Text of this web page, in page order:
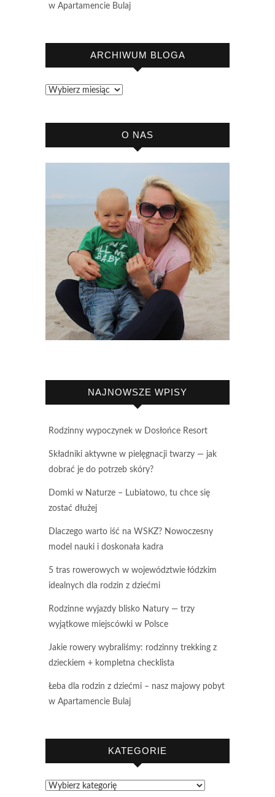
w Apartamencie Bulaj
ARCHIWUM BLOGA
Archiwum
O NAS
NAJNOWSZE WPISY
Rodzinny wypoczynek w Dosłońce Resort
Składniki aktywne w pielęgnacji twarzy — jak
dobrać je do potrzeb skóry?
Domki w Naturze – Lubiatowo, tu chce się
zostać dłużej
Dlaczego warto iść na WSKZ? Nowoczesny
model nauki i doskonała kadra
5 tras rowerowych w województwie łódzkim
idealnych dla rodzin z dziećmi
Rodzinne wyjazdy blisko Natury — trzy
wyjątkowe miejscówki w Polsce
Jakie rowery wybraliśmy: rodzinny trekking z
dzieckiem + kompletna checklista
Łeba dla rodzin z dziećmi – nasz majowy pobyt
w Apartamencie Bulaj
KATEGORIE
Kategorie